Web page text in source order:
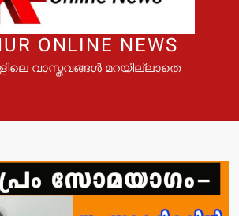
ONLINE NEWS
വാസ്തവങ്ങൾ മറയില്ലാതെ